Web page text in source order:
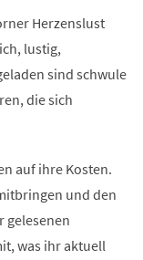
Herzenslust
lustig,
sind schwule
die sich
auf ihre Kosten.
und den
gelesenen
was ihr aktuell